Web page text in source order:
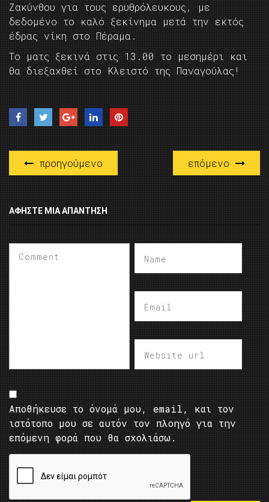
Ζακύνθου για τους ερυθρόλευκους, με
δεδομένο το καλό ξεκίνημα μετά την εκτός
έδρας νίκη στο Πέραμα.
Το ματς ξεκινά στις 13.00 το μεσημέρι και
θα διεξαχθεί στο Κλειστό της Παναγούλας!
προηγούμενο επόμενο
ΑΦΉΣΤΕ ΜΙΑ ΑΠΆΝΤΗΣΗ
Αποθήκευσε το όνομά μου, email, και τον
ιστότοπο μου σε αυτόν τον πλοηγό για την
επόμενη φορά που θα σχολιάσω.